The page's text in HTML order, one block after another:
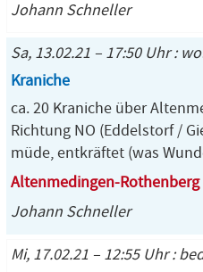
Johann Schneller
Sa, 13.02.21 – 17:50 Uhr :
Kraniche
ca. 20 Kraniche über
Richtung NO (Eddelstorf /
müde, entkräftet (was
Altenmedingen-Rothenberg
Johann Schneller
Mi, 17.02.21 – 12:55 Uhr :